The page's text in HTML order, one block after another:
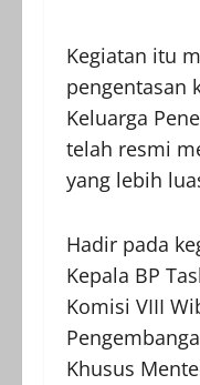
Kegiatan itu
pengentasan
Keluarga
telah resmi
yang lebih
Hadir pada
Kepala BP
Komisi VIII
Khusus